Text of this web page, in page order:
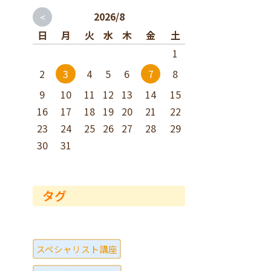
<
2026/8
日
月 火 水 木 金
土
1
2
3 4 5 6 7
8
9
10 11 12 13 14
15
16
17 18 19 20 21
22
23
24 25 26 27 28
29
30
31
タグ
スペシャリスト講座